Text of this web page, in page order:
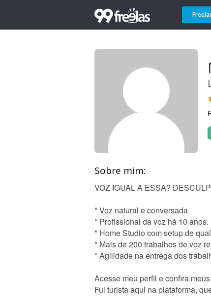
Sobre mim:
VOZ IGUAL A ESSA?
* Voz natural e conversada
* Profissional da voz há 10 anos.
* Home Studio com setup de
* Mais de 200 trabalhos de voz
* Agilidade na entrega dos
Acesse meu perfil e confira
Fui turista aqui na plataforma,